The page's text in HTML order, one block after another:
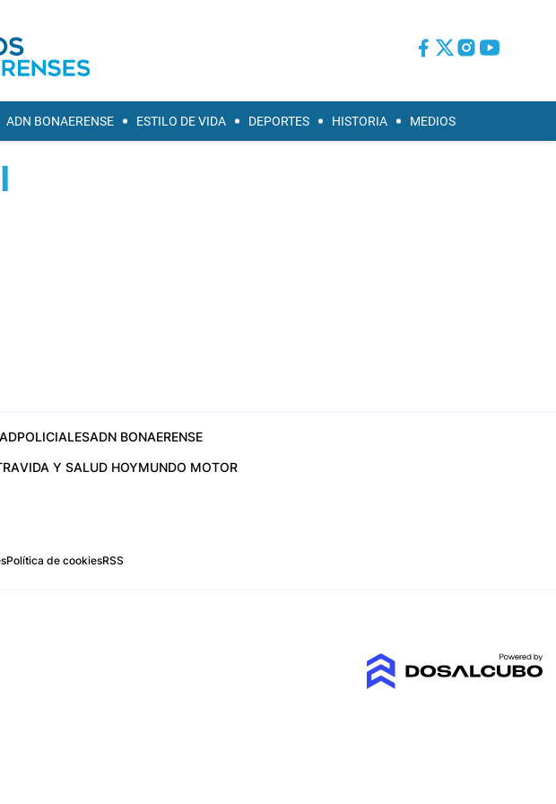
ADN BONAERENSE ESTILO DE VIDA DEPORTES HISTORIA MEDIOS
POLICIALESADN BONAERENSE
VIDA Y SALUD HOYMUNDO MOTOR
Política de cookiesRSS